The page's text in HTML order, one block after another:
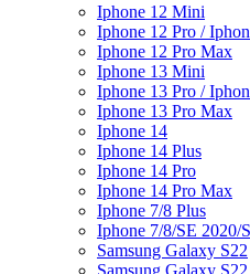
Iphone 12 Mini
Iphone 12 Pro /
Iphone 12 Pro Max
Iphone 13 Mini
Iphone 13 Pro /
Iphone 13 Pro Max
Iphone 14
Iphone 14 Plus
Iphone 14 Pro
Iphone 14 Pro Max
Iphone 7/8 Plus
Iphone 7/8/SE 2020/
Samsung Galaxy S22
Samsung Galaxy